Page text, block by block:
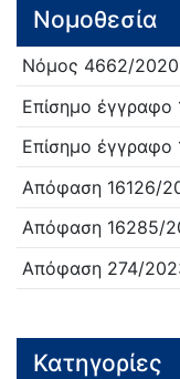
Νομοθεσία
Νόμος 4662/2020
Επίσημο έγγραφο
Επίσημο έγγραφο
Απόφαση 16126/
Απόφαση 16285/
Απόφαση 274/
Κατηγορίες